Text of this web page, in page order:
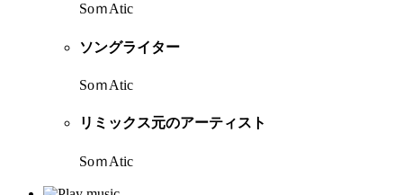
SoｍAtic
ソングライター
SoｍAtic
リミックス元のアーティスト
SoｍAtic